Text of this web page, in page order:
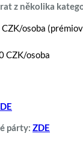
z několika
osoba
CZK/osoba
párty: ZDE